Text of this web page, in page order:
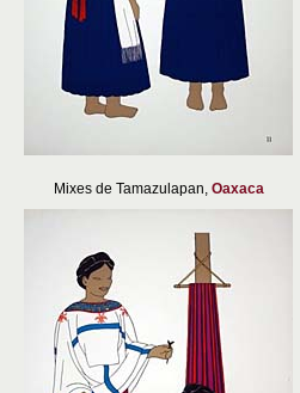
Mixes de Tamazulapan, Oaxaca